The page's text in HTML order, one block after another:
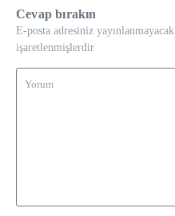
Cevap bırakın
E-posta adresiniz yayınlanmayacak.
işaretlenmişlerdir